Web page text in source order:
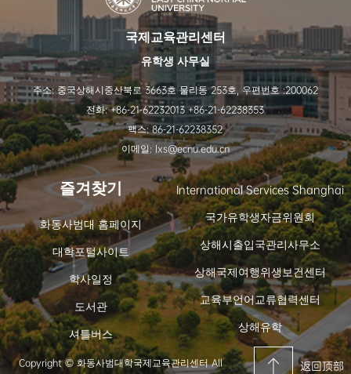
국제교육관리센터
유학생 사무실
주소: 중국상해시중산북로 3663호 물리동 253호, 우편번호 :200062
전화: +86-21-62232013 +86-21-62238353
팩스: 86-21-62238352
이메일: lxs@ecnu.edu.cn
즐겨찾기
화동사범대 홈페이지
대학포털사이트
학사일정
도서관
셔틀버스
International Services Shanghai
국가유학생자금위원회
상해시출입국관리사무소
상해국제여행위생보건센터
교육부언어교류협력센터
상해유학
Copyright © 화동사범대학국제교육관리센터 All 返回顶部